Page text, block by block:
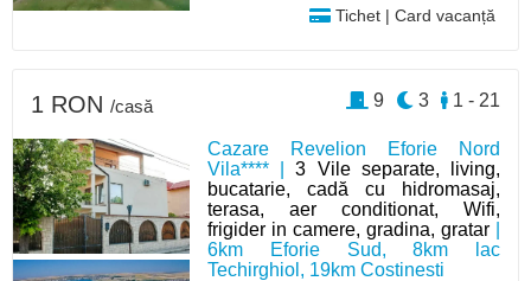
Tichet | Card vacanță
Cazare Revelion Eforie Nord
Vila**** |3 Vile separate, living,
bucatarie, cadă cu hidromasaj,
terasa, aer conditionat, Wifi,
frigider in camere, gradina, gratar
6km Eforie Sud, 8km lac
Techirghiol, 19km Costinesti
1 RON /casă 1 - 21
3
9